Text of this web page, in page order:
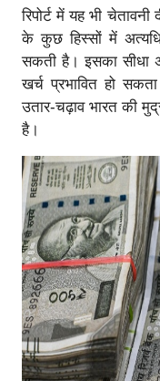
रिपोर्ट में यह भी
के कुछ हिस्सों में
सकती है। इसका सीधा
खर्च प्रभावित हो
उतार-चढ़ाव भारत की
है।